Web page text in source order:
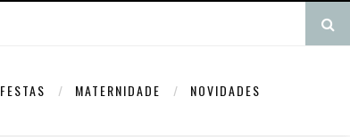
FESTAS MATERNIDADE NOVIDADES